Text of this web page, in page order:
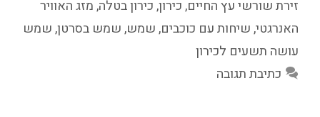
זירת שורשי עץ החיים,כירון,כירון בטלה,מזג האוויר
האנרגטי,שיחות עם כוכבים,שמש,שמש בסרטן,שמש
עושה תשעים לכירון
כתיבת תגובה